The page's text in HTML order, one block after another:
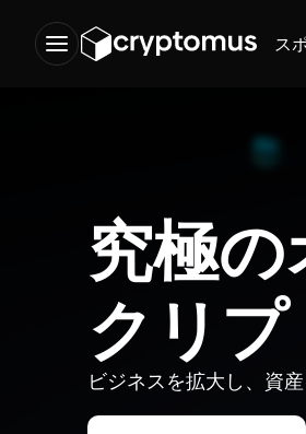
ス
究極
クリ
ビジネスを拡大し、資